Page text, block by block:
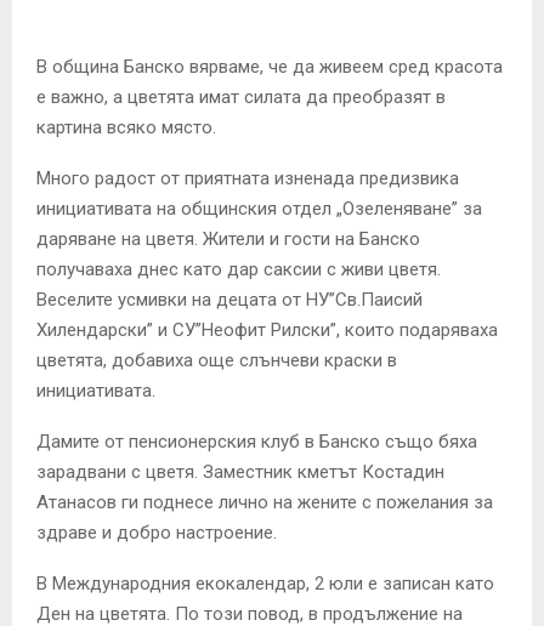
R
Y
M
E
N
U
В община Банско вярваме, че да живеем сред красота
е важно, а цветята имат силата да преобразят в
картина всяко място.
Много радост от приятната изненада предизвика
инициативата на общинския отдел „Озеленяване” за
даряване на цветя. Жители и гости на Банско
получаваха днес като дар саксии с живи цветя.
Веселите усмивки на децата от НУ”Св.Паисий
Хилендарски” и СУ”Неофит Рилски”, които подаряваха
цветята, добавиха още слънчеви краски в
инициативата.
Дамите от пенсионерския клуб в Банско също бяха
зарадвани с цветя. Заместник кметът Костадин
Атанасов ги поднесе лично на жените с пожелания за
здраве и добро настроение.
В Международния екокалендар, 2 юли е записан като
Ден на цветята. По този повод, в продължение на